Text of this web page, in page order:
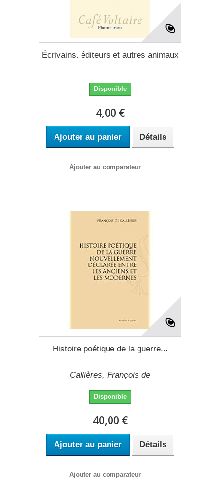
Écrivains, éditeurs et autres animaux
Disponible
4,00 €
Ajouter au panier Détails
Ajouter au comparateur
Histoire poétique de la guerre...
Callières, François de
Disponible
40,00 €
Ajouter au panier Détails
Ajouter au comparateur